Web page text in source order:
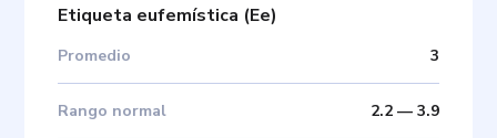
Etiqueta eufemística (Ee)
Promedio 3
Rango normal 2.2— 3.9